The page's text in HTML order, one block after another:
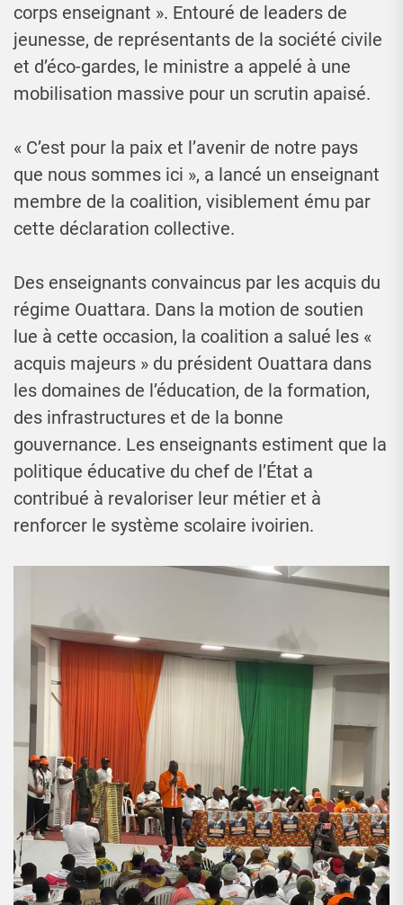
corps enseignant ». Entouré de leaders de
jeunesse, de représentants de la société civile
et d’éco-gardes, le ministre a appelé à une
mobilisation massive pour un scrutin apaisé.
« C’est pour la paix et l’avenir de notre pays
que nous sommes ici », a lancé un enseignant
membre de la coalition, visiblement ému par
cette déclaration collective.
Des enseignants convaincus par les acquis du
régime Ouattara. Dans la motion de soutien
lue à cette occasion, la coalition a salué les «
acquis majeurs » du président Ouattara dans
les domaines de l’éducation, de la formation,
des infrastructures et de la bonne
gouvernance. Les enseignants estiment que la
politique éducative du chef de l’État a
contribué à revaloriser leur métier et à
renforcer le système scolaire ivoirien.